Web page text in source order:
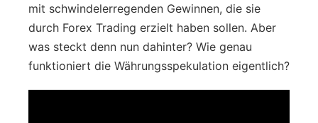
mit schwindelerregenden Gewinnen, die sie
durch Forex Trading erzielt haben sollen. Aber
was steckt denn nun dahinter? Wie genau
funktioniert die Währungsspekulation eigentlich?